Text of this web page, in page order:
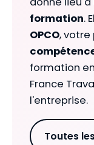
formation.
OPCO, votre
formation
France
l'entreprise.
Toutes